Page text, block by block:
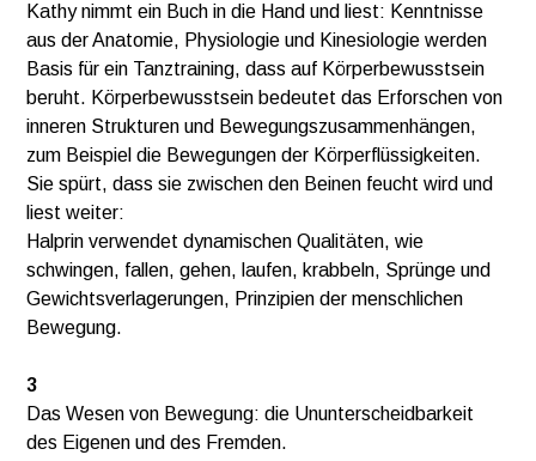
Kathy nimmt ein Buch in die Hand und liest: Kenntnisse
aus der Anatomie, Physiologie und Kinesiologie werden
Basis für ein Tanztraining, dass auf Körperbewusstsein
beruht. Körperbewusstsein bedeutet das Erforschen von
inneren Strukturen und Bewegungszusammenhängen,
zum Beispiel die Bewegungen der Körperflüssigkeiten.
Sie spürt, dass sie zwischen den Beinen feucht wird und
liest weiter:
Halprin verwendet dynamischen Qualitäten, wie
schwingen, fallen, gehen, laufen, krabbeln, Sprünge und
Gewichtsverlagerungen, Prinzipien der menschlichen
Bewegung.
3
Das Wesen von Bewegung: die Ununterscheidbarkeit
des Eigenen und des Fremden.